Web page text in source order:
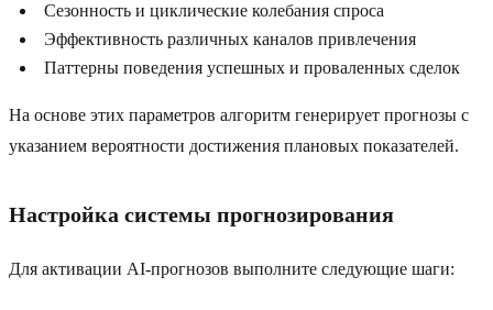
Сезонность и циклические колебания спроса
Эффективность различных каналов привлечения
Паттерны поведения успешных и проваленных сделок
На основе этих параметров алгоритм генерирует прогнозы с
указанием вероятности достижения плановых показателей.
Настройка системы прогнозирования
Для активации AI-прогнозов выполните следующие шаги: